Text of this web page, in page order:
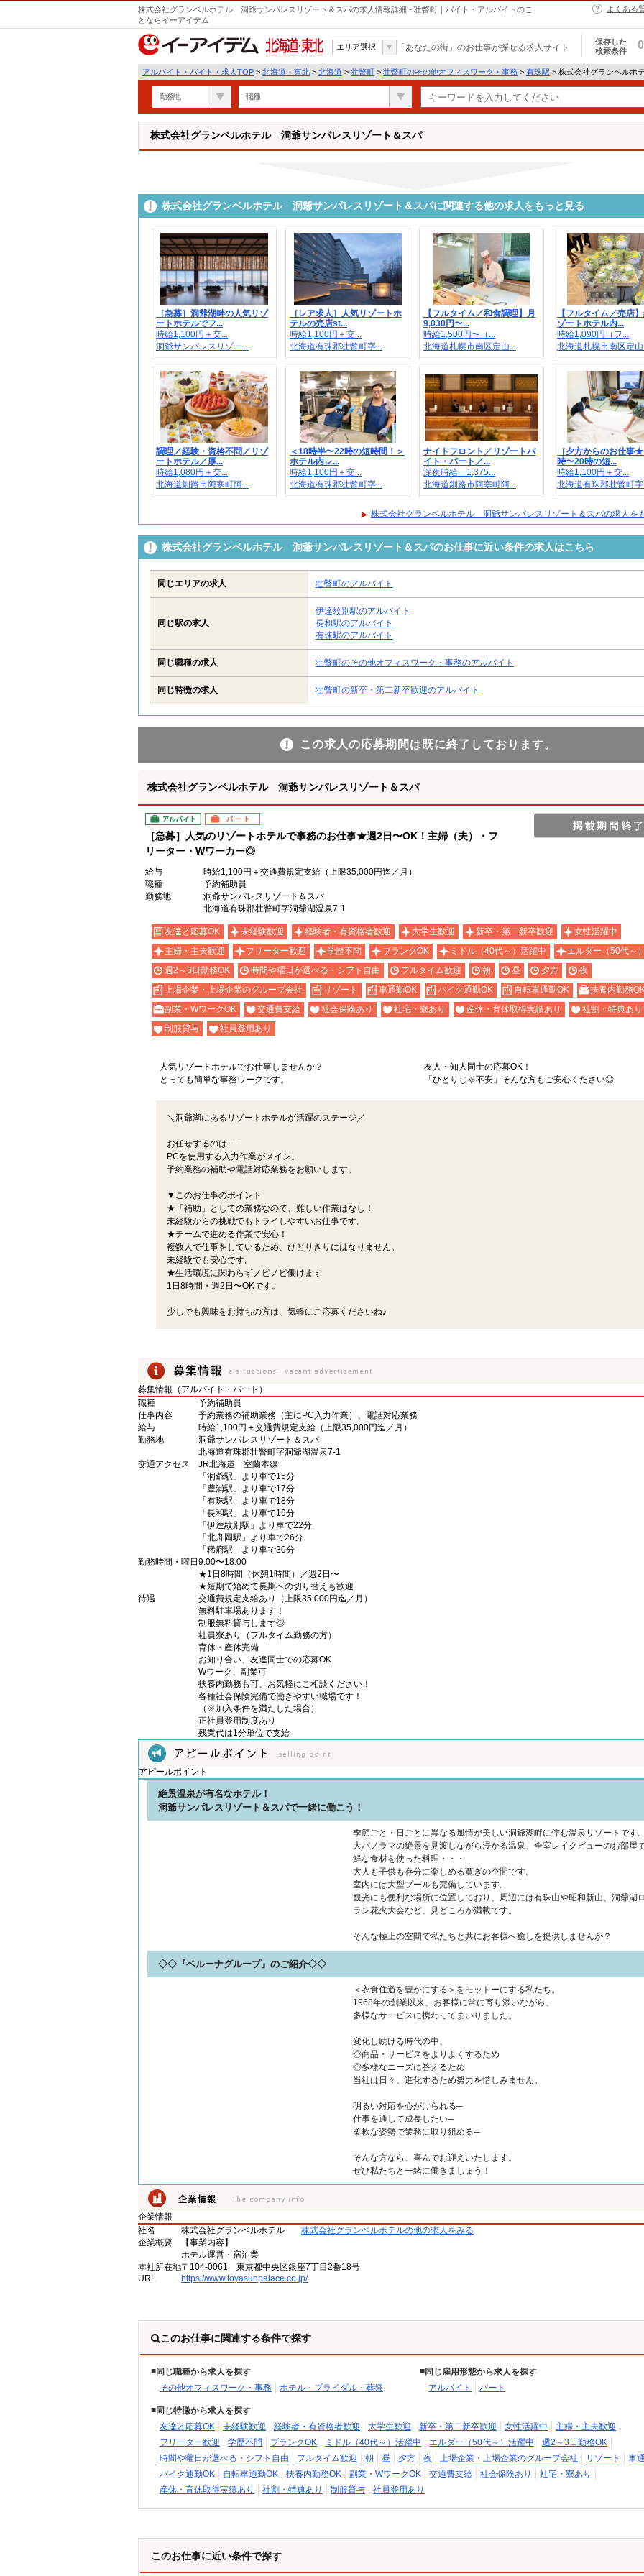
株式会社グランベルホテル 洞爺サンパレスリゾート＆スパの求人情報詳細 - 壮瞥町｜バイト・アルバイトのこ
とならイーアイデム
よくある
北海道・東北
エリア選択 「あなたの街」のお仕事が探せる求人サイト
保存した
検索条件
0
アルバイト・バイト・求人TOP > 北海道・東北 > 北海道 > 壮瞥町 > 壮瞥町のその他オフィスワーク・事務 > 有珠駅 > 株式会社グランベルホ
勤務地 職種
株式会社グランベルホテル 洞爺サンパレスリゾート＆スパ
株式会社グランベルホテル 洞爺サンパレスリゾート＆スパに関連する他の求人をもっと見る
［急募］洞爺湖畔の人気リゾ
ートホテルでフ...
時給1,100円＋交...
洞爺サンパレスリゾー...
［レア求人］人気リゾートホ
テルの売店st...
時給1,100円＋交...
北海道有珠郡壮瞥町字...
【フルタイム／和食調理】月
9,030円〜...
時給1,500円〜（...
北海道札幌市南区定山...
【フルタイム／売店
ゾートホテル内...
時給1,090円（フ...
北海道札幌市南区定
調理／経験・資格不問／リゾ
ートホテル／厚...
時給1,080円＋交...
北海道釧路市阿寒町阿...
＜18時半〜22時の短時間！＞
ホテル内レ...
時給1,100円＋交...
北海道有珠郡壮瞥町字...
ナイトフロント／リゾートバ
イト・パート／...
深夜時給 1,375...
北海道釧路市阿寒町阿...
［夕方からのお仕事
時〜20時の短...
時給1,100円＋交...
北海道有珠郡壮瞥町
株式会社グランベルホテル 洞爺サンパレスリゾート＆スパの求人を
株式会社グランベルホテル 洞爺サンパレスリゾート＆スパのお仕事に近い条件の求人はこちら
同じエリアの求人 壮瞥町のアルバイト
同じ駅の求人
伊達紋別駅のアルバイト
長和駅のアルバイト
有珠駅のアルバイト
同じ職種の求人 壮瞥町のその他オフィスワーク・事務のアルバイト
同じ特徴の求人 壮瞥町の新卒・第二新卒歓迎のアルバイト
この求人の応募期間は既に終了しております。
株式会社グランベルホテル 洞爺サンパレスリゾート＆スパ
アルバイト パート
［急募］人気のリゾートホテルで事務のお仕事★週2日〜OK！主婦（夫）・フ
リーター・Wワーカー◎
給与
時給1,100円＋交通費規定支給（上限35,000円迄／月）
職種
予約補助員
勤務地
洞爺サンパレスリゾート＆スパ
北海道有珠郡壮瞥町字洞爺湖温泉7-1
友達と応募OK 未経験歓迎 経験者・有資格者歓迎 大学生歓迎 新卒・第二新卒歓迎
女性活躍中
主婦・主夫歓迎
フリーター歓迎 学歴不問 ブランクOK ミドル（40代～）活躍中
エルダー（50代～
週2～3日勤務OK
時間や曜日が選べる・シフト自由 フルタイム歓迎 朝 昼 夕方
夜
上場企業・上場企業のグループ会社
リゾート 車通勤OK バイク通勤OK 自転車通勤OK
扶養内勤務
副業・WワークOK
交通費支給 社会保険あり 社宅・寮あり 産休・育休取得実績あり
社割・特典あり
制服貸与
社員登用あり
人気リゾートホテルでお仕事しませんか？
とっても簡単な事務ワークです。
友人・知人同士の応募OK！
「ひとりじゃ不安」そんな方もご安心ください◎
＼洞爺湖にあるリゾートホテルが活躍のステージ／
お任せするのは──
PCを使用する入力作業がメイン。
予約業務の補助や電話対応業務をお願いします。
▼このお仕事のポイント
★「補助」としての業務なので、難しい作業はなし！
未経験からの挑戦でもトライしやすいお仕事です。
★チームで進める作業で安心！
複数人で仕事をしているため、ひとりきりにはなりません。
未経験でも安心です。
★生活環境に関わらずノビノビ働けます
1日8時間・週2日〜OKです。
少しでも興味をお持ちの方は、気軽にご応募くださいね♪
募集情報（アルバイト・パート）
職種
予約補助員
仕事内容
予約業務の補助業務（主にPC入力作業）、電話対応業務
給与
時給1,100円＋交通費規定支給（上限35,000円迄／月）
勤務地
洞爺サンパレスリゾート＆スパ
北海道有珠郡壮瞥町字洞爺湖温泉7-1
交通アクセス
JR北海道 室蘭本線
「洞爺駅」より車で15分
「豊浦駅」より車で17分
「有珠駅」より車で18分
「長和駅」より車で16分
「伊達紋別駅」より車で22分
「北舟岡駅」より車で26分
「稀府駅」より車で30分
勤務時間・曜日 9:00〜18:00
★1日8時間（休憩1時間）／週2日〜
★短期で始めて長期への切り替えも歓迎
待遇
交通費規定支給あり（上限35,000円迄／月）
無料駐車場あります！
制服無料貸与します◎
社員寮あり（フルタイム勤務の方）
育休・産休完備
お知り合い、友達同士での応募OK
Wワーク、副業可
扶養内勤務も可、お気軽にご相談ください！
各種社会保険完備で働きやすい職場です！
（※加入条件を満たした場合）
正社員登用制度あり
残業代は1分単位で支給
アピールポイント
絶景温泉が有名なホテル！
洞爺サンパレスリゾート＆スパで一緒に働こう！
季節ごと・日ごとに異なる風情が美しい洞爺湖畔に佇む温泉リゾートです
大パノラマの絶景を見渡しながら浸かる温泉、全室レイクビューのお部屋
鮮な食材を使った料理・・・
大人も子供も存分に楽しめる寛ぎの空間です。
室内には大型プールも完備しています。
観光にも便利な場所に位置しており、周辺には有珠山や昭和新山、洞爺湖
ラン花火大会など、見どころが満載です。
そんな極上の空間で私たちと共にお客様へ癒しを提供しませんか？
◇◇『ベルーナグループ』のご紹介◇◇
＜衣食住遊を豊かにする＞をモットーにする私たち。
1968年の創業以来、お客様に常に寄り添いながら、
多様なサービスに携わってまいりました。
変化し続ける時代の中、
◎商品・サービスをよりよくするため
◎多様なニーズに答えるため
当社は日々、進化するため努力を惜しみません。
明るい対応を心がけられる─
仕事を通して成長したい─
柔軟な姿勢で業務に取り組める─
そんな方なら、喜んでお迎えいたします。
ぜひ私たちと一緒に働きましょう！
企業情報
社名
株式会社グランベルホテル
株式会社グランベルホテルの他の求人をみる
企業概要
【事業内容】
ホテル運営・宿泊業
本社所在地〒104-0061 東京都中央区銀座7丁目2番18号
URL
https://www.toyasunpalace.co.jp/
このお仕事に関連する条件で探す
同じ職種から求人を探す
その他オフィスワーク・事務
ホテル・ブライダル・葬祭
同じ雇用形態から求人を探す
アルバイト
パート
同じ特徴から求人を探す
友達と応募OK
未経験歓迎 経験者・有資格者歓迎 大学生歓迎 新卒・第二新卒歓迎 女性活躍中
主婦・主夫歓迎
フリーター歓迎
学歴不問 ブランクOK ミドル（40代～）活躍中 エルダー（50代～）活躍中
週2～3日勤務OK
時間や曜日が選べる・シフト自由
フルタイム歓迎 朝 昼 夕方 夜 上場企業・上場企業のグループ会社 リゾート
車
バイク通勤OK
自転車通勤OK 扶養内勤務OK 副業・WワークOK 交通費支給 社会保険あり
社宅・寮あり
産休・育休取得実績あり
社割・特典あり 制服貸与 社員登用あり
このお仕事に近い条件で探す